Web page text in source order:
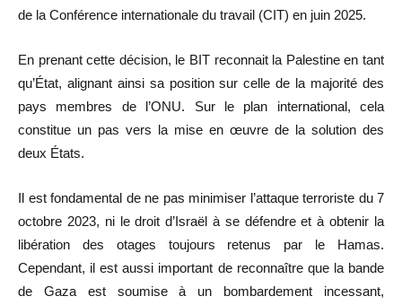
de la Conférence internationale du travail (CIT) en juin 2025.
En prenant cette décision, le BIT reconnait la Palestine en tant
qu’État, alignant ainsi sa position sur celle de la majorité des
pays membres de l’ONU. Sur le plan international, cela
constitue un pas vers la mise en œuvre de la solution des
deux États.
Il est fondamental de ne pas minimiser l’attaque terroriste du 7
octobre 2023, ni le droit d’Israël à se défendre et à obtenir la
libération des otages toujours retenus par le Hamas.
Cependant, il est aussi important de reconnaître que la bande
de Gaza est soumise à un bombardement incessant,